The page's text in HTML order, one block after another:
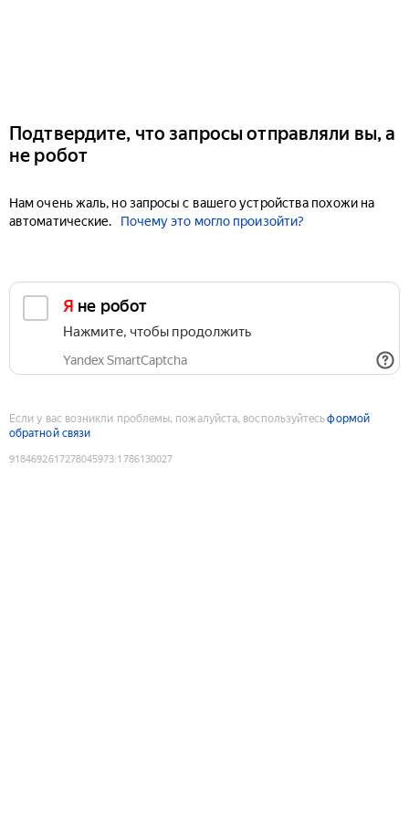
Подтвердите, что запросы отправляли вы, а
не робот
Нам очень жаль, но запросы с вашего устройства похожи на
автоматические.
Почему это могло произойти?
Я не робот
Нажмите, чтобы продолжить
Yandex SmartCaptcha
Если у вас возникли проблемы, пожалуйста, воспользуйтесьформой
обратной связи
9184692617278045973:1786130027